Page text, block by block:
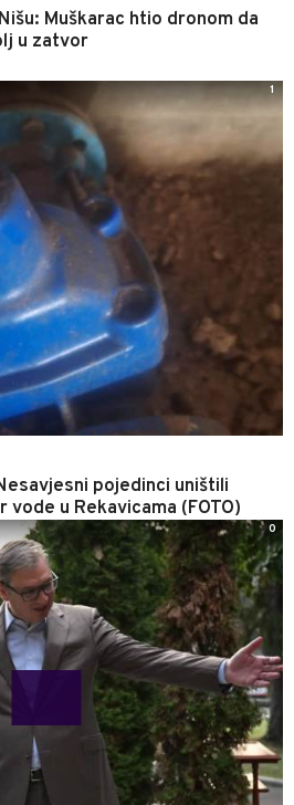
Muškarac htio dronom da
u zatvor
pojedinci uništili
u Rekavicama (FOTO)
1
0